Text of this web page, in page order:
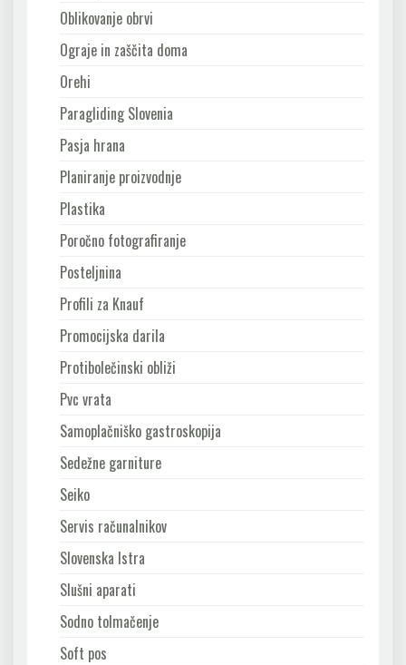
Oblikovanje obrvi
Ograje in zaščita doma
Orehi
Paragliding Slovenia
Pasja hrana
Planiranje proizvodnje
Plastika
Poročno fotografiranje
Posteljnina
Profili za Knauf
Promocijska darila
Protibolečinski obliži
Pvc vrata
Samoplačniško gastroskopija
Sedežne garniture
Seiko
Servis računalnikov
Slovenska Istra
Slušni aparati
Sodno tolmačenje
Soft pos